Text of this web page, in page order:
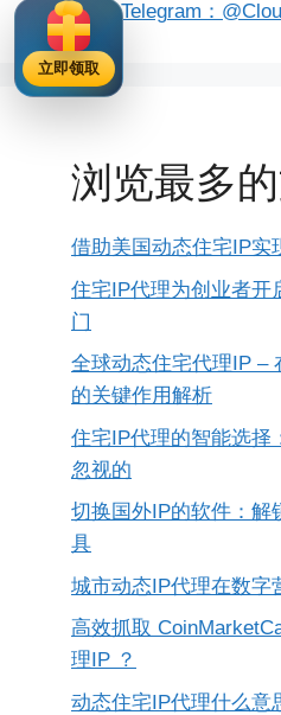
Telegram：
浏览最多
借助美国动态住宅IP实
住宅IP代理为创业者开
门
全球动态住宅代理IP –
的关键作用解析
住宅IP代理的智能选择
忽视的
切换国外IP的软件：解
具
城市动态IP代理在数字
高效抓取
理IP ？
动态住宅IP代理什么意
立即领取